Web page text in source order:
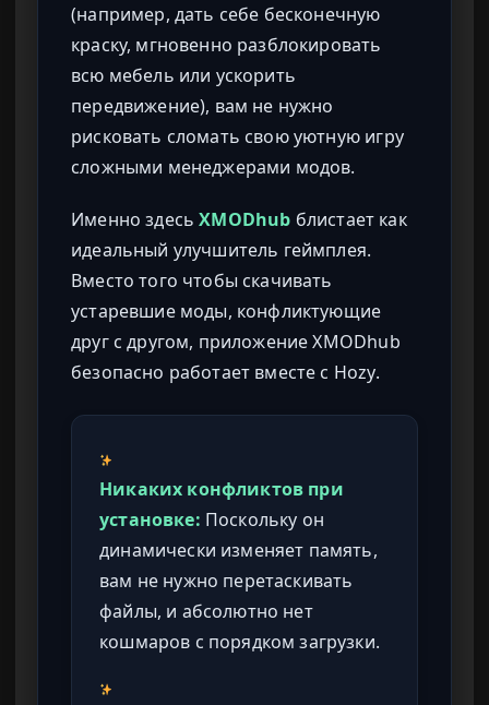
(например, дать себе бесконечную
краску, мгновенно разблокировать
всю мебель или ускорить
передвижение), вам не нужно
рисковать сломать свою уютную игру
сложными менеджерами модов.
Именно здесьXMODhub блистает как
идеальный улучшитель геймплея.
Вместо того чтобы скачивать
устаревшие моды, конфликтующие
друг с другом, приложение XMODhub
безопасно работает вместе с Hozy.
Никаких конфликтов при
установке: Поскольку он
динамически изменяет память,
вам не нужно перетаскивать
файлы, и абсолютно нет
кошмаров с порядком загрузки.